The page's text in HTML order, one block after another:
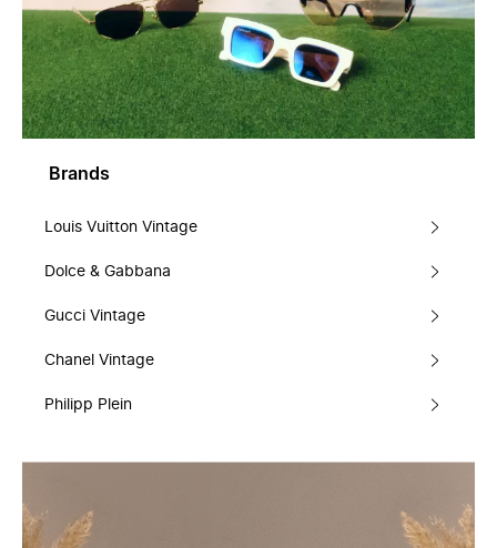
Brands
Louis Vuitton Vintage
Dolce & Gabbana
Gucci Vintage
Chanel Vintage
Philipp Plein